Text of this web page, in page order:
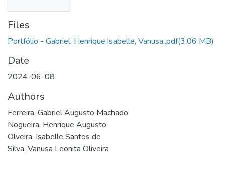
Files
Portfólio - Gabriel, Henrique,Isabelle, Vanusa..pdf(3.06 MB)
Date
2024-06-08
Authors
Ferreira, Gabriel Augusto Machado
Nogueira, Henrique Augusto
Olveira, Isabelle Santos de
Silva, Vanusa Leonita Oliveira